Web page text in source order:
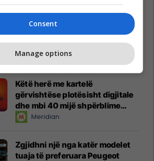
Këtë herë me kartelë
gërvishtëse plotësisht digjitale
dhe mbi 40 mijë shpërblime
instant!Meridian
Zgjidhni një nga katër modelet
tuaja të preferuara Peugeot
Consent
Manage options